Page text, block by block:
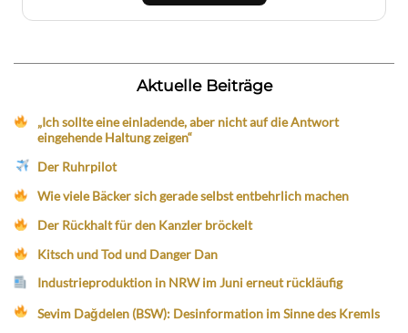
Aktuelle Beiträge
„Ich sollte eine einladende, aber nicht auf die Antwort
eingehende Haltung zeigen“
Der Ruhrpilot
Wie viele Bäcker sich gerade selbst entbehrlich machen
Der Rückhalt für den Kanzler bröckelt
Kitsch und Tod und Danger Dan
Industrieproduktion in NRW im Juni erneut rückläufig
Sevim Dağdelen (BSW): Desinformation im Sinne des Kremls